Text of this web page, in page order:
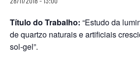
Título do Trabalho: “Estudo da
de quartzo naturais e artificiais
sol-gel”.